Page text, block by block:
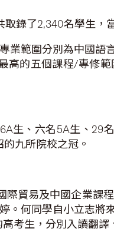
錄了2,340名學生，
業範圍分別為中國
高的五個課程/專修
生、六名5A生、29
九所院校之冠。
貿易及中國企業課
。何同學自小立志
考生，分別入讀翻譯